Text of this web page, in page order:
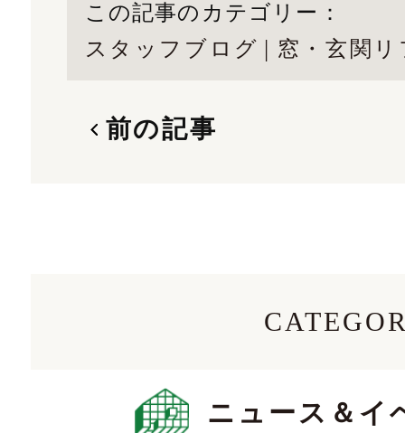
この記事のカテゴリー：
スタッフブログ
窓・玄関
前の記事
ニュース＆イ